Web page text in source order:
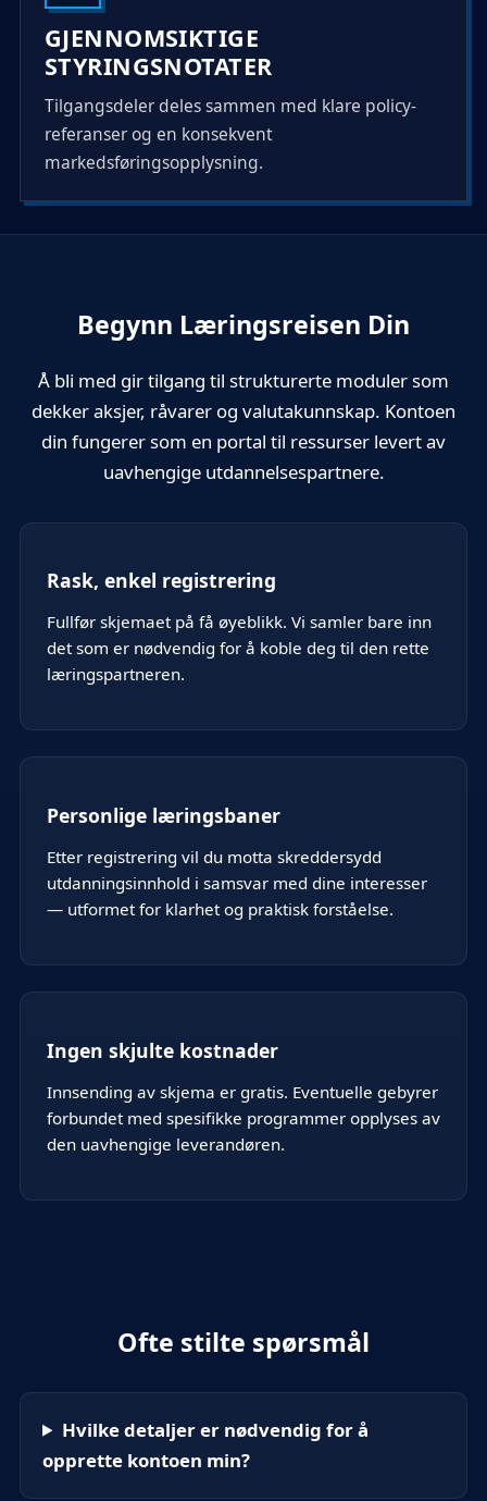
GJENNOMSIKTIGE
STYRINGSNOTATER
Tilgangsdeler deles sammen med klare policy-
referanser og en konsekvent
markedsføringsopplysning.
Begynn Læringsreisen Din
Å bli med gir tilgang til strukturerte moduler som
dekker aksjer, råvarer og valutakunnskap. Kontoen
din fungerer som en portal til ressurser levert av
uavhengige utdannelsespartnere.
Rask, enkel registrering
Fullfør skjemaet på få øyeblikk. Vi samler bare inn
det som er nødvendig for å koble deg til den rette
læringspartneren.
Personlige læringsbaner
Etter registrering vil du motta skreddersydd
utdanningsinnhold i samsvar med dine interesser
— utformet for klarhet og praktisk forståelse.
Ingen skjulte kostnader
Innsending av skjema er gratis. Eventuelle gebyrer
forbundet med spesifikke programmer opplyses av
den uavhengige leverandøren.
Ofte stilte spørsmål
Hvilke detaljer er nødvendig for å
opprette kontoen min?